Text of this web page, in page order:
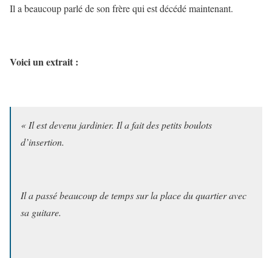
Il a beaucoup parlé de son frère qui est décédé maintenant.
Voici un extrait :
« Il est devenu jardinier. Il a fait des petits boulots
d’insertion.
Il a passé beaucoup de temps sur la place du quartier avec
sa guitare.